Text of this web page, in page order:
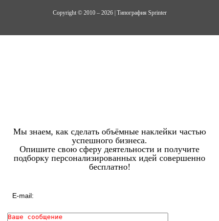
Copyright © 2010 – 2026 | Типография Sprinter
Мы знаем, как сделать объёмные наклейки частью
успешного бизнеса.
Опишите свою сферу деятельности и получите
подборку персонализированных идей совершенно
бесплатно!